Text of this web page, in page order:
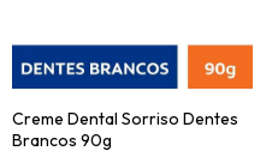
Creme Dental Sorriso Dentes
Brancos 90g